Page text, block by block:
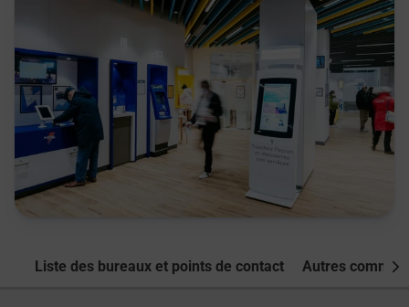
Liste des bureaux et points de contact Autres